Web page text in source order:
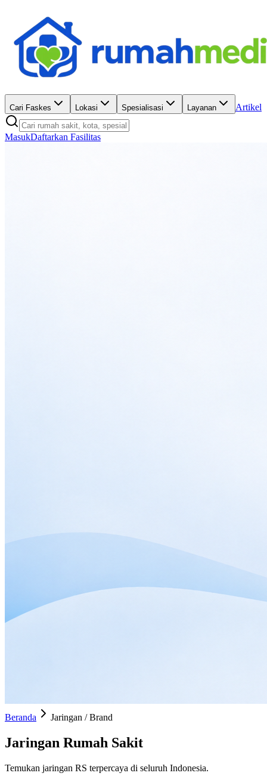
Cari Faskes Lokasi Spesialisasi Layanan Artikel
MasukDaftarkan Fasilitas
Beranda Jaringan / Brand
Jaringan Rumah Sakit
Temukan jaringan RS terpercaya di seluruh Indonesia.